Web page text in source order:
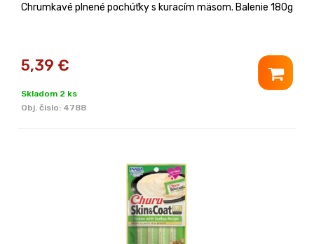
Chrumkavé plnené pochúťky s kuracím mäsom. Balenie 180g
5,39 €
Skladom 2 ks
Obj. čislo: 4788